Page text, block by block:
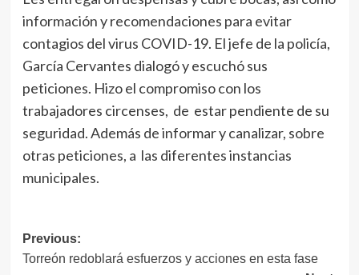
información y recomendaciones para evitar
contagios del virus COVID-19. El jefe de la policía,
García Cervantes dialogó y escuchó sus
peticiones. Hizo el compromiso con los
trabajadores circenses, de estar pendiente de su
seguridad. Además de informar y canalizar, sobre
otras peticiones, a las diferentes instancias
municipales.
Navegación
de
Previous:
Torreón redoblará esfuerzos y acciones en esta fase